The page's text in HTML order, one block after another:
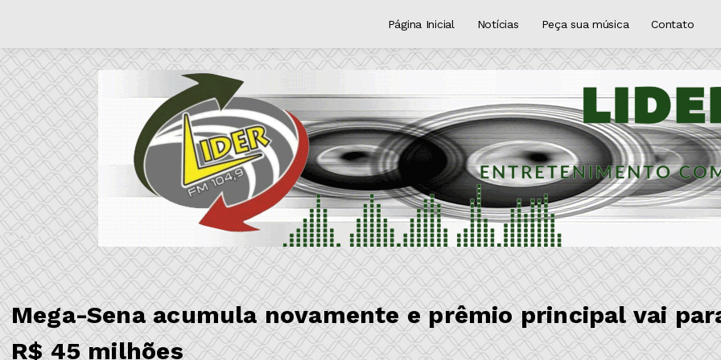
Página Inicial Notícias Peça sua música Contato
Mega-Sena acumula novamente e prêmio principal vai
R$ 45 milhões